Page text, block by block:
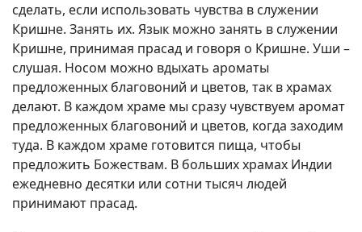
сделать, если использовать чувства в служении
Кришне. Занять их. Язык можно занять в служении
Кришне, принимая прасад и говоря о Кришне. Уши –
слушая. Носом можно вдыхать ароматы
предложенных благовоний и цветов, так в храмах
делают. В каждом храме мы сразу чувствуем аромат
предложенных благовоний и цветов, когда заходим
туда. В каждом храме готовится пища, чтобы
предложить Божествам. В больших храмах Индии
ежедневно десятки или сотни тысяч людей
принимают прасад.